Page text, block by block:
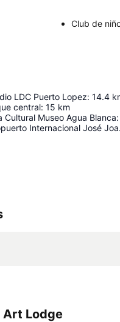
Club de
LDC Puerto Lopez: 14.4
central: 15 km
Cultural Museo Agua Blanca:
Art Lodge